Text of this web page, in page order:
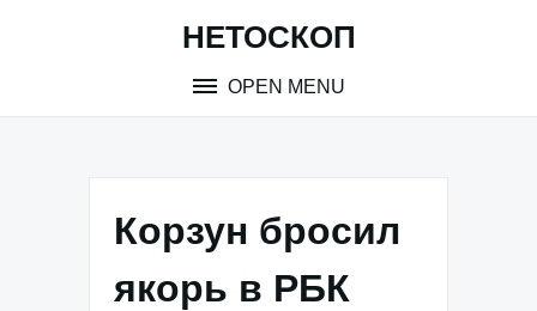
НЕТОСКОП
OPEN MENU
Корзун бросил
якорь в РБК